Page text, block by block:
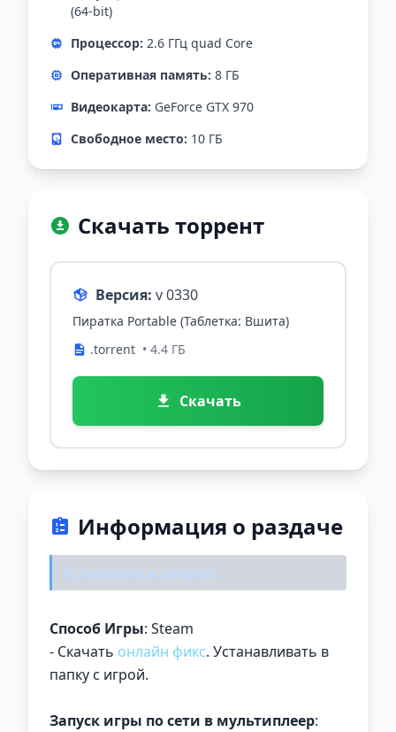
(64-bit)
Процессор: 2.6 ГГц quad Core
Оперативная память: 8 ГБ
Видеокарта: GeForce GTX 970
Свободное место: 10 ГБ
Скачать торрент
Версия: v 0330
Пиратка Portable (Таблетка: Вшита)
.torrent • 4.4 ГБ
Скачать
Информация о раздаче
Установка и запуск:
Способ Игры: Steam
- Скачать онлайн фикс. Устанавливать в
папку с игрой.
Запуск игры по сети в мультиплеер: